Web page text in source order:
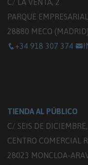
C/ LA VENTA, 2
PARQUE
28880 MECO (MADRID)
+34 918 307 374
TIENDA AL PÚBLICO
C/ SEIS DE
CENTRO COMERCIAL
28023 MONCLOA-